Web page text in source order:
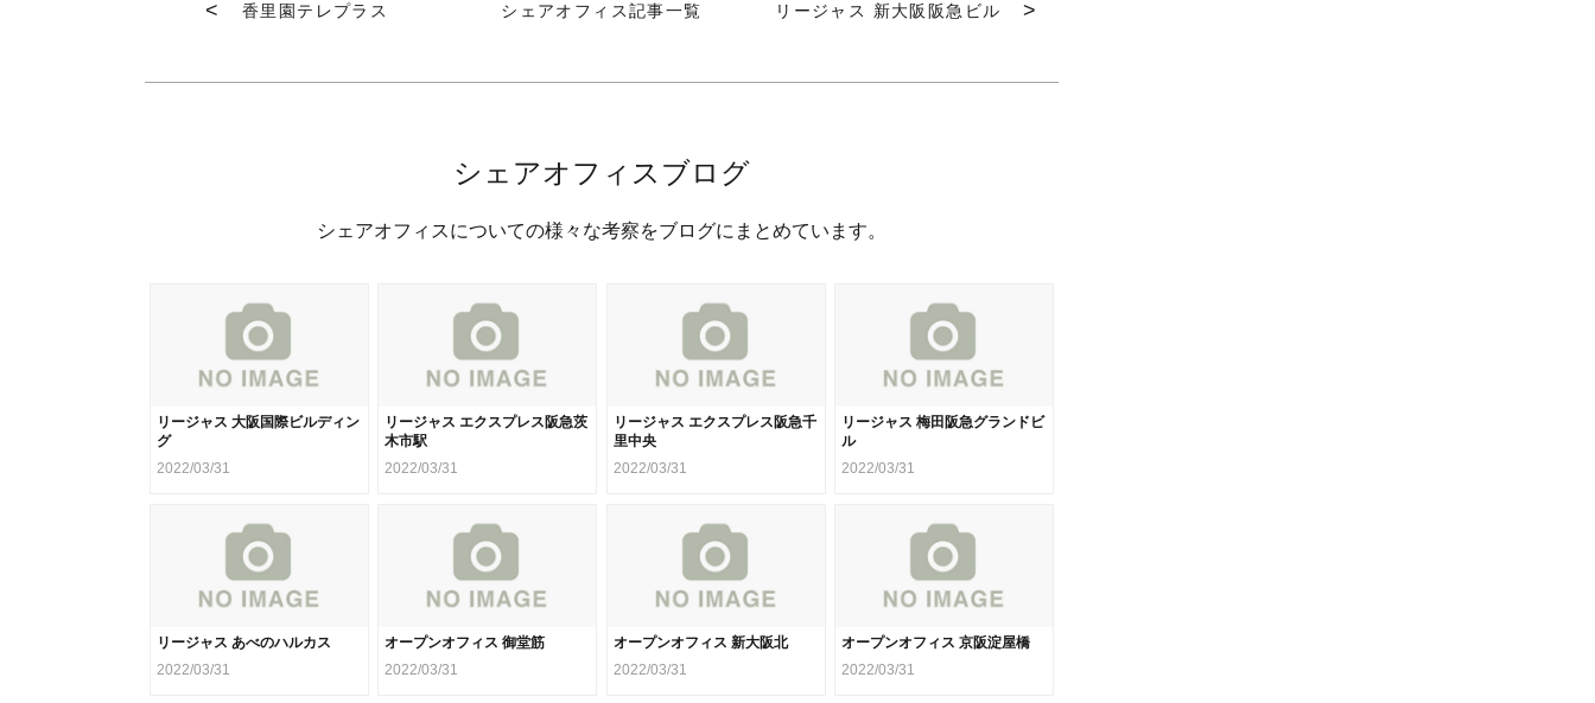
香里園テレプラス シェアオフィス記事一覧 リージャス 新大阪阪急ビル
シェアオフィスブログ
シェアオフィスについての様々な考察をブログにまとめています。
リージャス 大阪国際ビルディン
グ
2022/03/31
リージャス エクスプレス阪急茨
木市駅
2022/03/31
リージャス エクスプレス阪急千
里中央
2022/03/31
リージャス 梅田阪急グランドビ
ル
2022/03/31
リージャス あべのハルカス
2022/03/31
オープンオフィス 御堂筋
2022/03/31
オープンオフィス 新大阪北
2022/03/31
オープンオフィス 京阪淀屋橋
2022/03/31